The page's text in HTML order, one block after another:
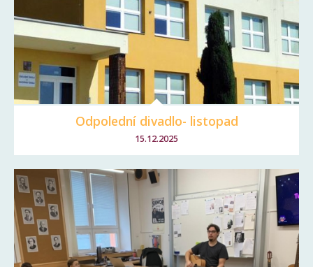
Odpolední divadlo- listopad
15.12.2025